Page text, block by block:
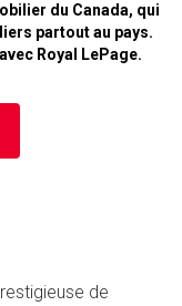
du Canada, qui
partout au pays.
Royal LePage.
de